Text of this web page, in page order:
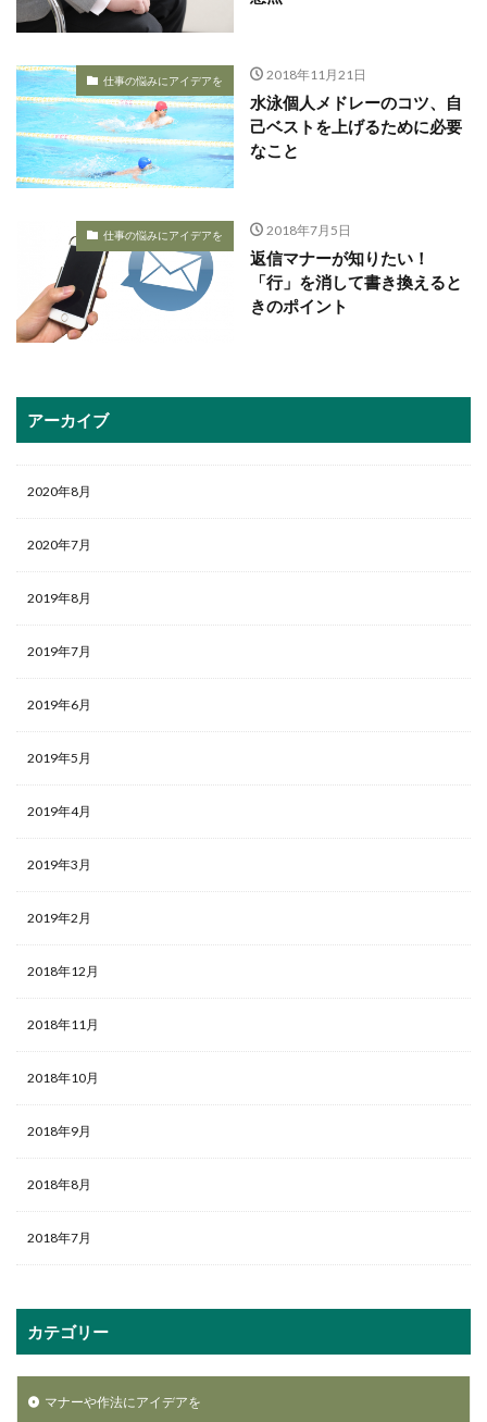
仕事の悩みにアイデアを 2018年11月21日
水泳個人メドレーのコツ、自
己ベストを上げるために必要
なこと
仕事の悩みにアイデアを 2018年7月5日
返信マナーが知りたい！
「行」を消して書き換えると
きのポイント
アーカイブ
2020年8月
2020年7月
2019年8月
2019年7月
2019年6月
2019年5月
2019年4月
2019年3月
2019年2月
2018年12月
2018年11月
2018年10月
2018年9月
2018年8月
2018年7月
カテゴリー
マナーや作法にアイデアを